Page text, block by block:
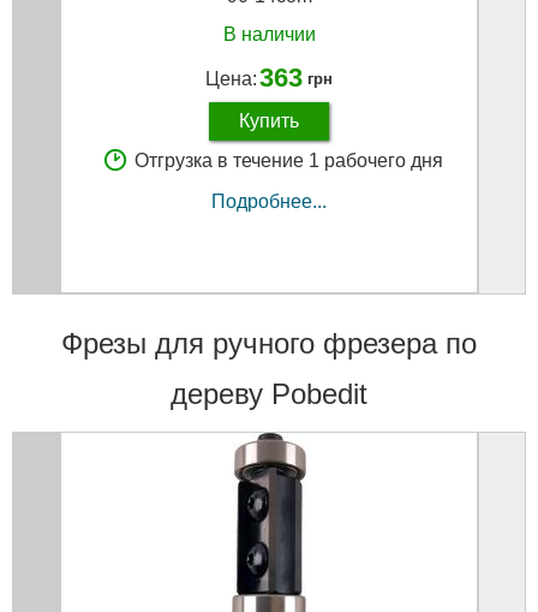
В наличии
Цена:363 грн
Купить
Отгрузка в течение 1 рабочего дня
Подробнее...
Фрезы для ручного фрезера по
дереву Pobedit